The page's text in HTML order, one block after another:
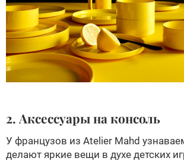
2. Аксессуары на консоль
У французов из Atelier Mahd
делают яркие вещи в духе детских